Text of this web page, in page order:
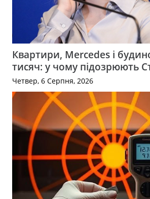
Квартири, Mercedes і
тисяч: у чому підозрюють
Четвер, 6 Серпня, 2026